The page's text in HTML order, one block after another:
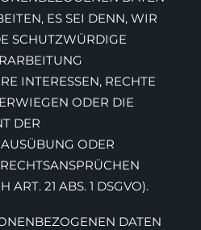
ES SEI DENN, WIR
SCHUTZWÜRDIGE
INTERESSEN, RECHTE
ODER DIE
DER
ODER
ART. 21 ABS. 1 DSGVO).
DATEN